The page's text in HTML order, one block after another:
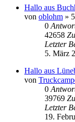
Hallo aus
von oblohm »
0
42658
Letzter
5. März
Hallo aus
von
0
39769
Letzter
19.